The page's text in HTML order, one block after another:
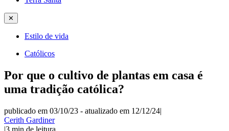
✕
Estilo de vida
Católicos
Por que o cultivo de plantas em casa é
uma tradição católica?
publicado em 03/10/23 - atualizado em 12/12/24|
Cerith Gardiner
|3 min de leitura